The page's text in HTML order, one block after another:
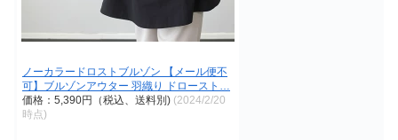
ノーカラードロストブルゾン 【メール便不
可】ブルゾンアウター 羽織り ドロースト…
価格：5,390円（税込、送料別) (2024/2/20
時点)